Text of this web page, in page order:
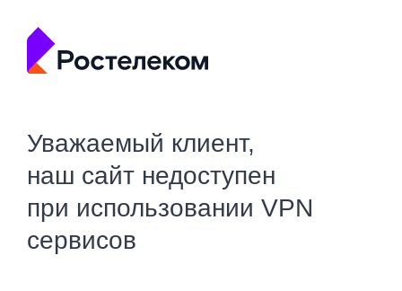
Уважаемый клиент,
наш сайт недоступен
при использовании VPN
сервисов